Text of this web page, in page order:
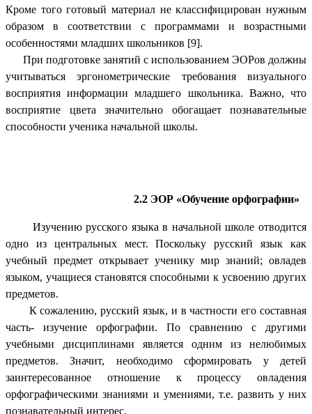
Кроме того готовый материал не классифицирован нужным
образом в соответствии с программами и возрастными
особенностями младших школьников [9].
При подготовке занятий с использованием ЭОРов должны
учитываться эргонометрические требования визуального
восприятия информации младшего школьника. Важно, что
восприятие цвета значительно обогащает познавательные
способности ученика начальной школы.
2.2 ЭОР «Обучение орфографии»
Изучению русского языка в начальной школе отводится
одно из центральных мест. Поскольку русский язык как
учебный предмет открывает ученику мир знаний; овладев
языком, учащиеся становятся способными к усвоению других
предметов.
К сожалению, русский язык, и в частности его составная
часть- изучение орфографии. По сравнению с другими
учебными дисциплинами является одним из нелюбимых
предметов. Значит, необходимо сформировать у детей
заинтересованное отношение к процессу овладения
орфографическими знаниями и умениями, т.е. развить у них
познавательный интерес.